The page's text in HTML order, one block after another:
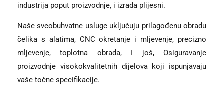
industrija poput proizvodnje, i izrada plijesni.
Naše sveobuhvatne usluge uključuju prilagođenu obradu
čelika s alatima, CNC okretanje i mljevenje, precizno
mljevenje, toplotna obrada, I još, Osiguravanje
proizvodnje visokokvalitetnih dijelova koji ispunjavaju
vaše točne specifikacije.